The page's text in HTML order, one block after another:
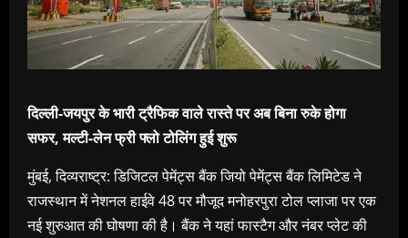
दिल्ली-जयपुर के भारी ट्रैफिक वाले रास्ते पर अब बिना रुके होगा
सफर, मल्टी-लेन फ्री फ्लो टोलिंग हुई शुरू
मुंबई, दिव्यराष्ट्र: डिजिटल पेमेंट्स बैंक जियो पेमेंट्स बैंक लिमिटेड ने
राजस्थान में नेशनल हाईवे 48 पर मौजूद मनोहरपुरा टोल प्लाजा पर एक
नई शुरुआत की घोषणा की है। बैंक ने यहां फास्टैग और नंबर प्लेट की